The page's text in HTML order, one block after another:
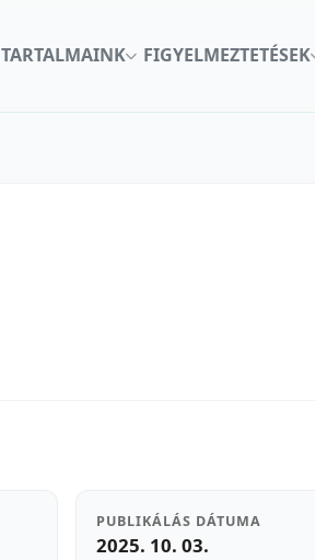
TARTALMAINK FIGYELMEZTETÉSEK
PUBLIKÁLÁS DÁTUMA
2025. 10. 03.